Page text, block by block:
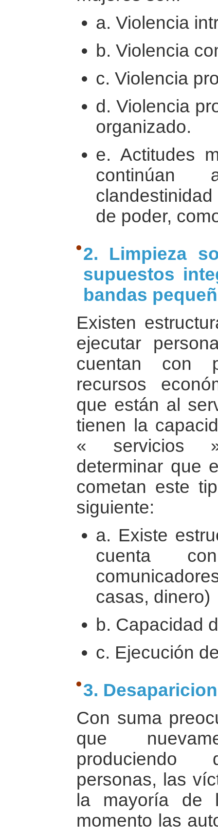
a. Violencia
b. Violencia
c. Violencia
d. Violencia
organizado.
e. Actitudes
continúan
de poder,
2. Limpieza
supuestos
bandas
Existen
ejecutar
cuentan con
recursos
que están al
tienen la
« servicios
determinar que
cometan este
siguiente:
a. Existe
cuenta
casas, dinero)
b. Capacidad
c. Ejecución
3.
Con suma
que
produciendo
personas, las
la mayoría de
momento las